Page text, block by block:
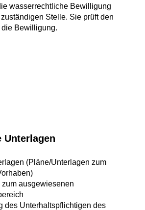
wasserrechtliche Bewilligung
Stelle. Sie prüft den
Bewilligung.
Unterlagen
(Pläne/Unterlagen zum
zum ausgewiesenen
des Unterhaltspflichtigen des